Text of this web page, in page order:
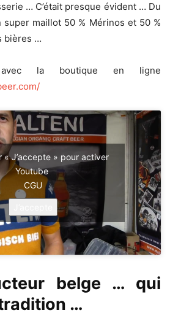
… C’était presque évident … Du
maillot 50 % Mérinos et 50 %
bières …
la boutique en ligne
« J’accepte » pour activer
Youtube
CGU
belge … qui
…